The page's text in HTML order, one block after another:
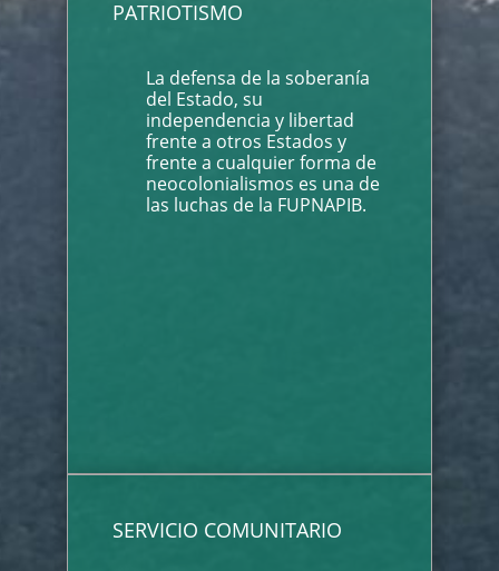
PATRIOTISMO
La defensa de la soberanía
del Estado, su
independencia y libertad
frente a otros Estados y
frente a cualquier forma de
neocolonialismos es una de
las luchas de la FUPNAPIB.
SERVICIO COMUNITARIO